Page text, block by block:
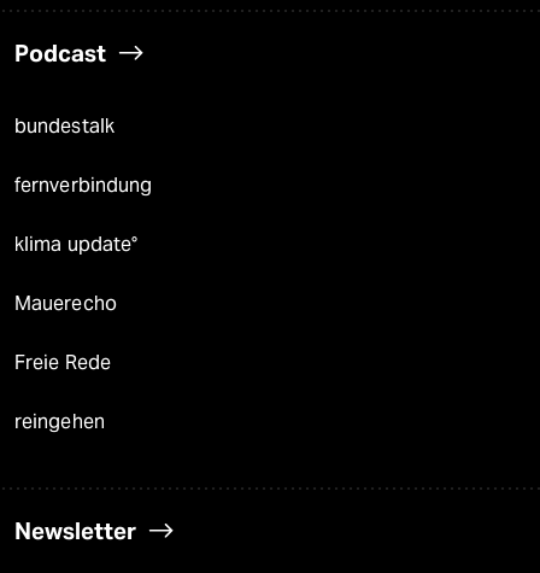
Podcast
bundestalk
fernverbindung
klima update°
Mauerecho
Freie Rede
reingehen
Newsletter